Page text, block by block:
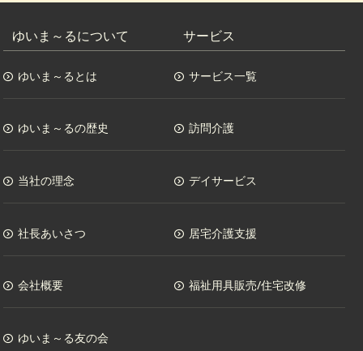
ゆいま～るについて
ゆいま～るとは
ゆいま～るの歴史
当社の理念
社長あいさつ
会社概要
ゆいま～る友の会
サービス
サービス一覧
訪問介護
デイサービス
居宅介護支援
福祉用具販売/住宅改修